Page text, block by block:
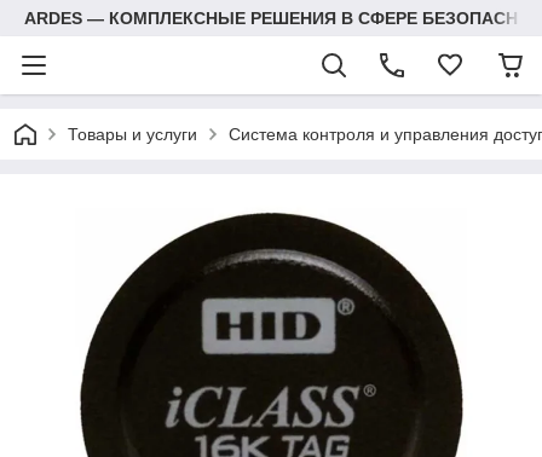
ARDES — КОМПЛЕКСНЫЕ РЕШЕНИЯ В СФЕРЕ
Товары и услуги Система контроля и управления